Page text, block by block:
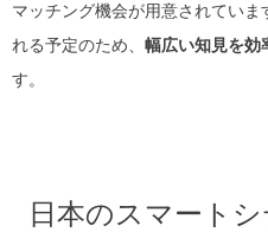
マッチング機会が用意されてい
れる予定のため、 幅広い知見を効
す。
日本のスマート